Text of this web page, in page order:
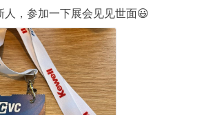
人，参加一下展会见见世面😃